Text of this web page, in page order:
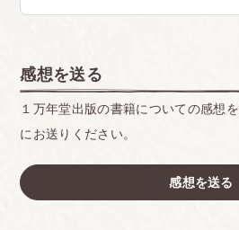
感想を送る
１万年堂出版の書籍についての感想
にお送りください。
感想を送る